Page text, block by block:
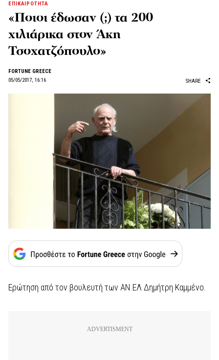
ΕΠΙΚΑΙΡΟΤΗΤΑ
«Ποιοι έδωσαν (;) τα 200
χιλιάρικα στον Άκη
Τσοχατζόπουλο»
FORTUNE GREECE
05/05/2017, 16:16
SHARE
Ερώτηση από τον βουλευτή των ΑΝ.ΕΛ Δημήτρη Καμμένο.